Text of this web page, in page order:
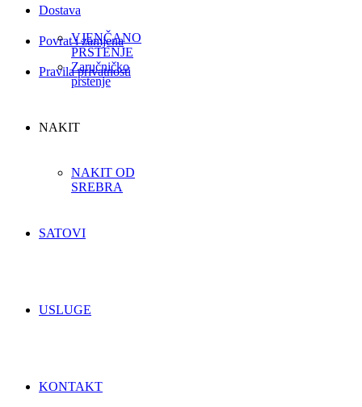
Dostava
Povrat i zamjena
Pravila privatnosti
VJENČANO
PRSTENJE
Zaručničko
prstenje
NAKIT
NAKIT OD
SREBRA
SATOVI
USLUGE
KONTAKT